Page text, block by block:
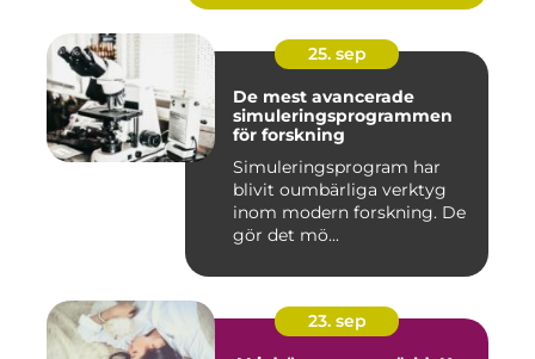
25. sep
De mest avancerade
simuleringsprogrammen
för forskning
Simuleringsprogram har
blivit oumbärliga verktyg
inom modern forskning. De
gör det mö...
23. sep